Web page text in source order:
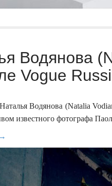
Водянова
Vogue
Водянова (Natalia
известного фотографа